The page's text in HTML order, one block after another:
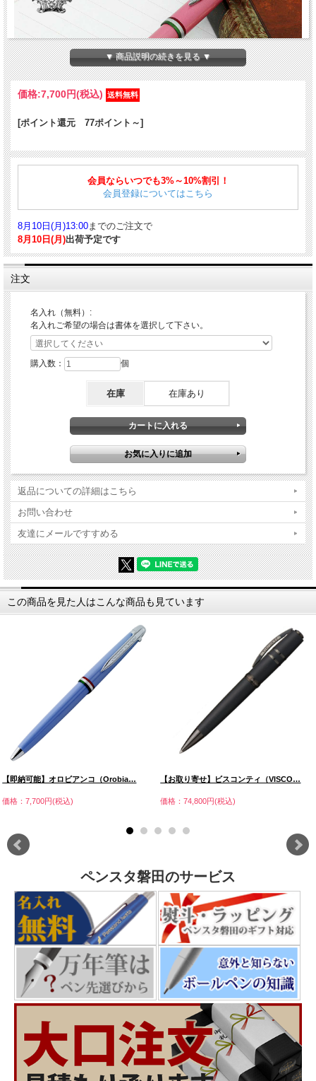
人気のオロビアンコルニークの筆記具ラインに「ルチアーナ」シリーズが登場。
びた女性的なデザインが大人のセンスを感じさせます。
仕様：回転式
収納時サイズ：134mm
■対応する消耗品はこちら
▼ 商品説明の続きを見る ▼
価格:7,700円(税込)
[ポイント還元 77ポイント～]
会員ならいつでも3%～10%割引！
会員登録についてはこちら
8月10日(月)13:00 までのご注文で
8月10日(月)出荷予定です
注文
名入れ（無料）:
名入れご希望の場合は書体を選択して下さい。
購入数： 個
在庫 在庫あり
返品についての詳細はこちら
お問い合わせ
友達にメールですすめる
この商品を見た人はこんな商品も見ています
【即納可能】オロビアンコ（Orobia…
価格：7,700円(税込)
【お取り寄せ】ビスコンティ（VISCO…
価格：74,800円(税込)
ペンスタ磐田のサービス